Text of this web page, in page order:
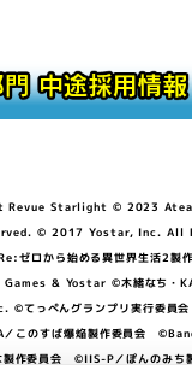
Starlight © 2023
© 2017 Yostar,
ロから始める異世界生活2
Yostar ©木緒なち・
っぺんグランプリ実行委
／このすば爆焔製作委
製作委員会 ©IIS-P／ぽんの